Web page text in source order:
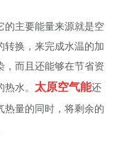
的主要能量来源就是空
转换，来完成水温的加
，而且还能够在节省资
水。 太原空气能还
热量的同时，将剩余的